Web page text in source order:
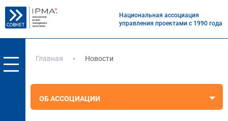
Национальная ассоциация
управления проектами с 1990 года
Главная Новости
ОБ АССОЦИАЦИИ